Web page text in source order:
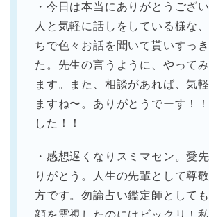
・今日は本当にありがとうござ
人と気軽に話しをしている様な
ちで色々お話を聞いて貰いすっ
た。先生の言うように、やって
ます。また、相談があれば、気
ますね〜。ありがとうでーす！
した！！
・感想遅くなりスミマセン。愛
りがとう。人生の先輩として尊
方です。勿論占い鑑定師として